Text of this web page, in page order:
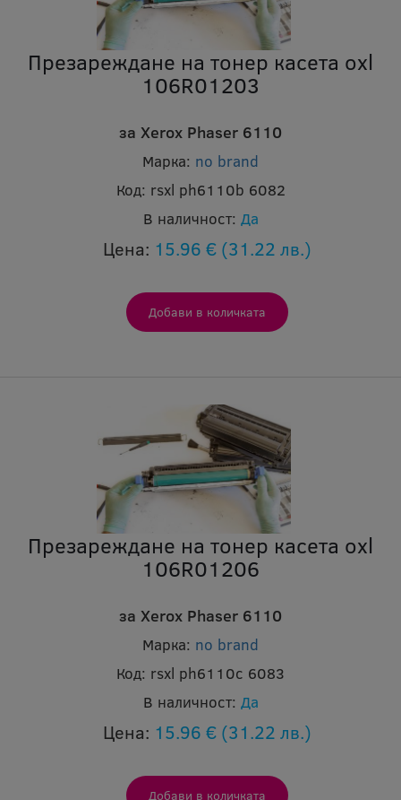
Презареждане на тонер касета oxl
106R01203
за Xerox Phaser 6110
Марка: no brand
Код: rsxl ph6110b 6082
В наличност: Да
Цена: 15.96 € (31.22 лв.)
Презареждане на тонер касета oxl
106R01206
за Xerox Phaser 6110
Марка: no brand
Код: rsxl ph6110c 6083
В наличност: Да
Цена: 15.96 € (31.22 лв.)